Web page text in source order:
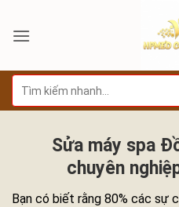
qua
dung
Tìm
kiếm:
Sửa máy spa
chuyên
Bạn có biết rằng 80% các sự